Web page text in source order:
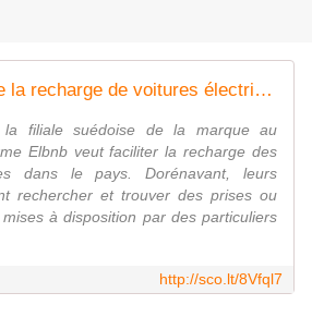
Elbnb : l'Airbnb de la recharge de voitures électriques | Idées responsables à suivre & tendances de société
filiale suédoise de la marque au
Elbnb veut faciliter la recharge des
dans le pays. Dorénavant, leurs
rechercher et trouver des prises ou
à disposition par des particuliers
http://sco.lt/8Vfql7